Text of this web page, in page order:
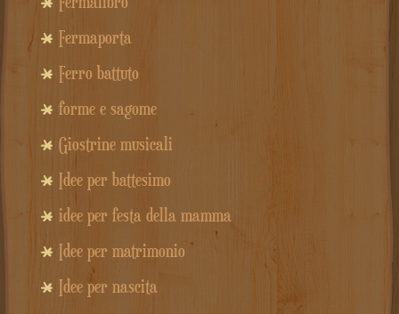
Fermaporta
Ferro battuto
forme e sagome
Giostrine musicali
Idee per battesimo
idee per festa della mamma
Idee per matrimonio
Idee per nascita